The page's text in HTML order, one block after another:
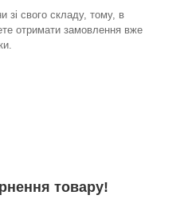
зі свого складу, тому, в
отримати замовлення вже
товару!